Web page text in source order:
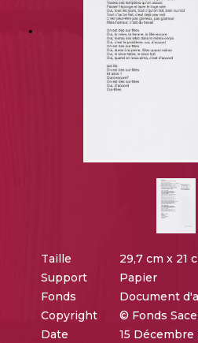
Taille
29,7 cm x 21
Support
Papier
Fonds
Document
Copyright
© Fonds
Date
15 Décembre